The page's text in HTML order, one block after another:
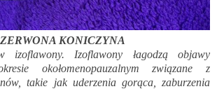
KONICZYNA
izoflawony. Izoflawony łagodzą objawy
okołomenopauzalnym związane z
takie jak uderzenia gorąca, zaburzenia